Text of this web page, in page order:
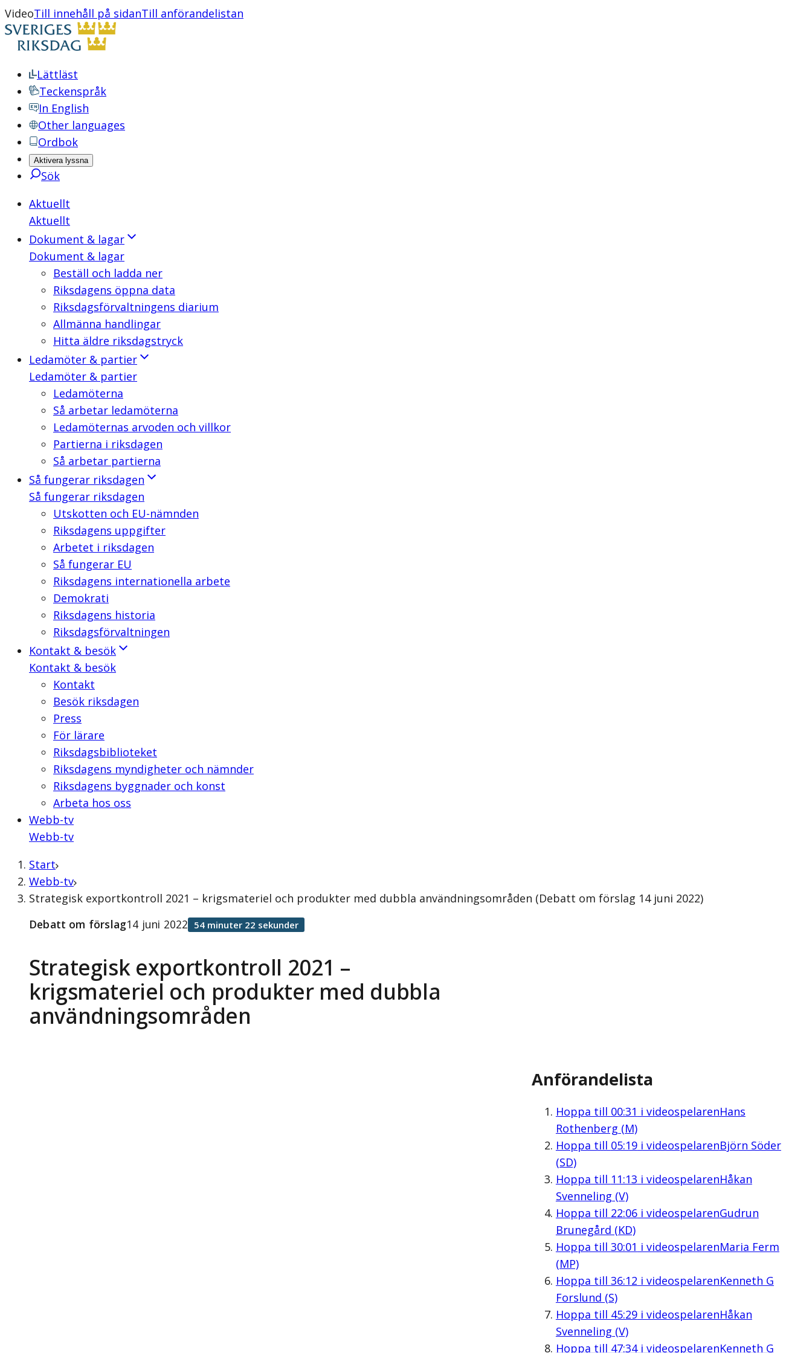
VideoTill innehåll på sidanTill anförandelistan
Lättläst
Teckenspråk
In English
Other languages
Ordbok
Aktivera lyssna
Sök
Aktuellt
Aktuellt
Dokument & lagar
Dokument & lagar
Beställ och ladda ner
Riksdagens öppna data
Riksdagsförvaltningens diarium
Allmänna handlingar
Hitta äldre riksdagstryck
Ledamöter & partier
Ledamöter & partier
Ledamöterna
Så arbetar ledamöterna
Ledamöternas arvoden och villkor
Partierna i riksdagen
Så arbetar partierna
Så fungerar riksdagen
Så fungerar riksdagen
Utskotten och EU-nämnden
Riksdagens uppgifter
Arbetet i riksdagen
Så fungerar EU
Riksdagens internationella arbete
Demokrati
Riksdagens historia
Riksdagsförvaltningen
Kontakt & besök
Kontakt & besök
Kontakt
Besök riksdagen
Press
För lärare
Riksdagsbiblioteket
Riksdagens myndigheter och nämnder
Riksdagens byggnader och konst
Arbeta hos oss
Webb-tv
Webb-tv
Start
Webb-tv
Strategisk exportkontroll 2021 – krigsmateriel och produkter med dubbla användningsområden (Debatt om förslag 14 juni 2022)
Strategisk exportkontroll 2021 –
krigsmateriel och produkter med dubbla
användningsområden
Debatt om förslag14 juni 2022 54 minuter 22 sekunder
Anförandelista
Hoppa till 00:31 i videospelarenHans
Rothenberg (M)
Hoppa till 05:19i videospelarenBjörn Söder
(SD)
Hoppa till 11:13 i videospelarenHåkan
Svenneling (V)
Hoppa till 22:06i videospelarenGudrun
Brunegård (KD)
Hoppa till 30:01 i videospelarenMaria Ferm
(MP)
Hoppa till 36:12 i videospelarenKenneth G
Forslund (S)
Hoppa till 45:29i videospelarenHåkan
Svenneling (V)
Hoppa till 47:34i videospelarenKenneth G